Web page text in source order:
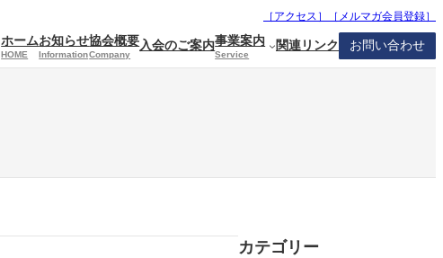
［アクセス］ ［ メルマガ会員登録］
ホーム
HOME
お知らせ
Information
協会概要
Company
入会のご案内事業案内
Service
関連リンク お問い合わせ
カテゴリー